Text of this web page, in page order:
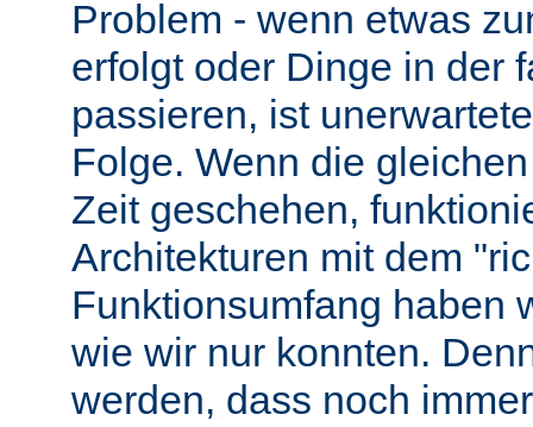
Problem - wenn etwas
erfolgt oder Dinge in der
passieren, ist
Folge. Wenn die
Zeit geschehen,
Architekturen mit dem
Funktionsumfang haben
wie wir nur konnten.
werden, dass noch immer